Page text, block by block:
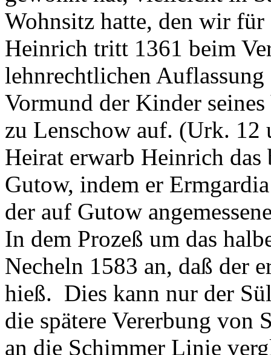
Wohnsitz hatte, den wir
Heinrich tritt 1361 beim
lehnrechtlichen
Vormund der Kinder
zu Lenschow auf. (Urk.
Heirat erwarb Heinrich das
Gutow, indem er
der auf Gutow
In dem Prozeß um das
Necheln 1583 an, daß der
hieß. Dies kann nur der
die spätere Vererbung von
an die Schimmer Linie